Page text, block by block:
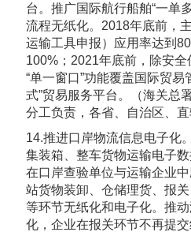
台。推广国际航行船舶“一单
流程无纸化。2018年底前，
运输工具申报）应用率达到
100%；2021年底前，除安全
“单一窗口”功能覆盖国际贸易
式”贸易服务平台。（海关总
分工负责，各省、自治区、直
14.推进口岸物流信息电子化
集装箱、整车货物运输电子
在口岸查验单位与运输企业
站货物装卸、仓储理货、报
等环节无纸化和电子化。推
化，企业在报关环节不再提交